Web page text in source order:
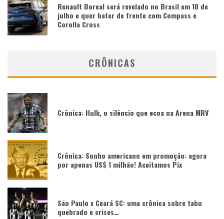
Renault Boreal será revelado no Brasil em 10 de
julho e quer bater de frente com Compass e
Corolla Cross
CRÔNICAS
Crônica: Hulk, o silêncio que ecoa na Arena MRV
Crônica: Sonho americano em promoção: agora
por apenas US$ 1 milhão! Aceitamos Pix
São Paulo x Ceará SC: uma crônica sobre tabu
quebrado e crises…